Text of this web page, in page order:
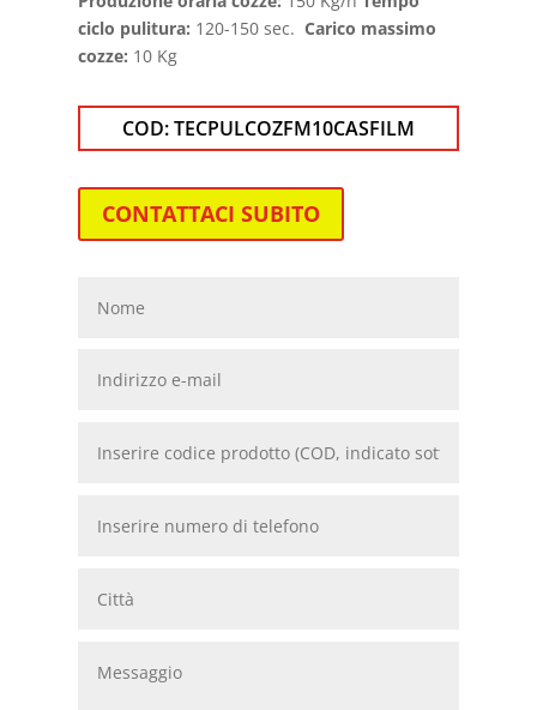
ciclo pulitura: 120-150 sec. Carico massimo
cozze: 10 Kg
COD:TECPULCOZFM10CASFILM
CONTATTACI SUBITO